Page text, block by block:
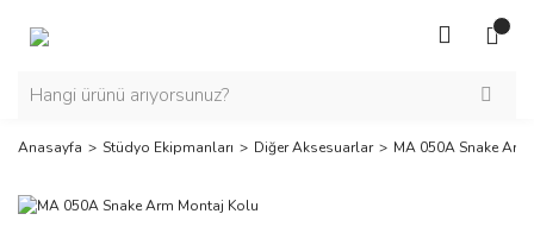
Anasayfa Stüdyo Ekipmanları Diğer Aksesuarlar MA 050A Snake